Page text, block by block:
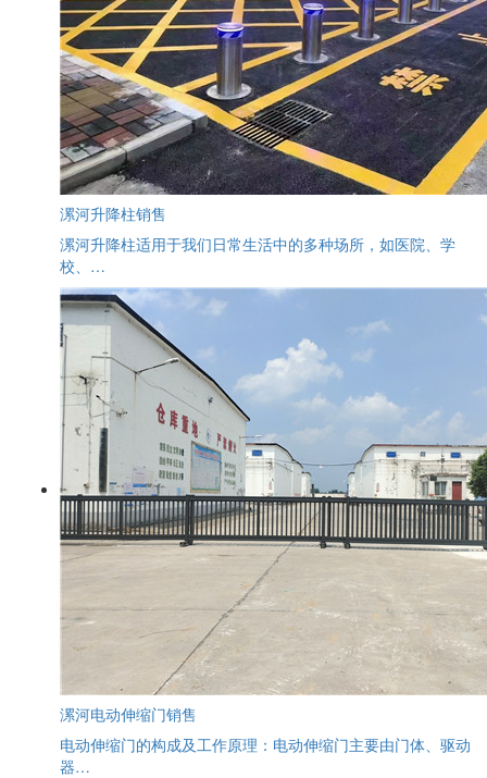
漯河升降柱销售
漯河升降柱适用于我们日常生活中的多种场所，如医院、学
校、…
漯河电动伸缩门销售
电动伸缩门的构成及工作原理：电动伸缩门主要由门体、驱动
器…